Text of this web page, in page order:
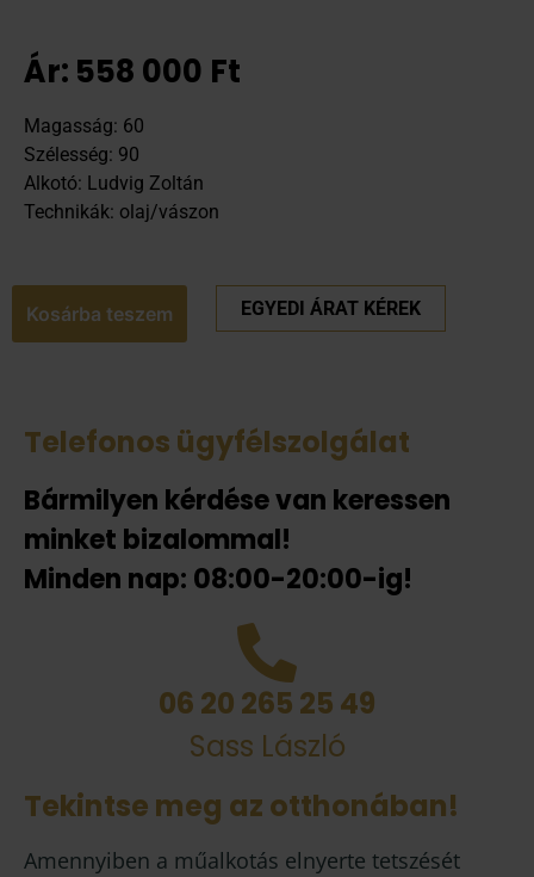
Ár: 558 000 Ft
Magasság: 60
Szélesség: 90
Alkotó: Ludvig Zoltán
Technikák: olaj/vászon
Kosárba teszem EGYEDI ÁRAT KÉREK
Telefonos ügyfélszolgálat
Bármilyen kérdése van keressen
minket bizalommal!
Minden nap: 08:00-20:00-ig!
06 20 265 25 49
Sass László
Tekintse meg az otthonában!
Amennyiben a műalkotás elnyerte tetszését